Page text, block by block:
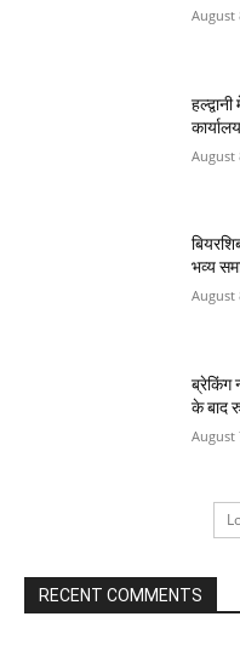
August
August
भव्य
August
ब्रेकिंग
के बाद
August
RECENT COMMENTS